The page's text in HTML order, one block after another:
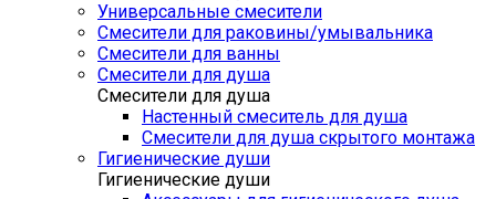
Универсальные смесители
Смесители для раковины/умывальника
Смесители для ванны
Смесители для душа
Смесители для душа
Настенный смеситель для душа
Смесители для душа скрытого монтажа
Гигиенические души
Гигиенические души